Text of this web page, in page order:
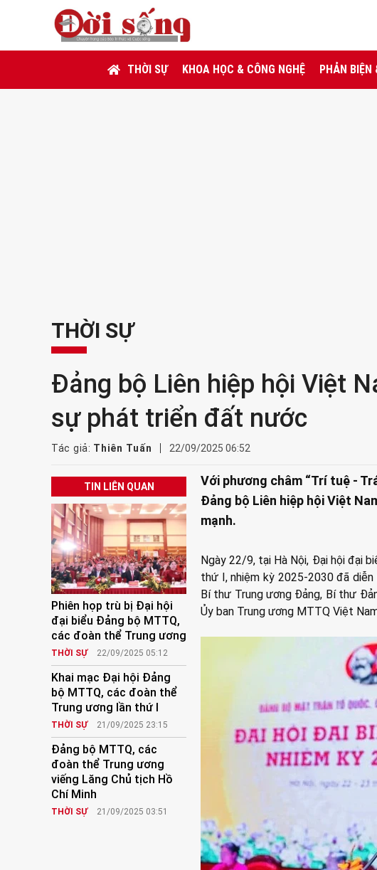
THỜI SỰ KHOA HỌC & CÔNG NGHỆ PHẢN BIỆN
THỜI SỰ
Đảng bộ Liên hiệp hội Việt
sự phát triển đất nước
Tác giả: Thiên Tuấn 22/09/2025 06:52
TIN LIÊN QUAN
Phiên họp trù bị Đại hội
đại biểu Đảng bộ MTTQ,
các đoàn thể Trung ương
THỜI SỰ 22/09/2025 05:12
Khai mạc Đại hội Đảng
bộ MTTQ, các đoàn thể
Trung ương lần thứ I
THỜI SỰ 21/09/2025 23:15
Đảng bộ MTTQ, các
đoàn thể Trung ương
viếng Lăng Chủ tịch Hồ
Chí Minh
THỜI SỰ 21/09/2025 03:51
Với phương châm “Trí tuệ -
Đảng bộ Liên hiệp hội Việt
mạnh.
Ngày 22/9, tại Hà Nội, Đại hội đại
thứ I, nhiệm kỳ 2025-2030 đã diễn
Bí thư Trung ương Đảng, Bí thư
Ủy ban Trung ương MTTQ Việt